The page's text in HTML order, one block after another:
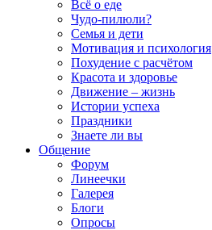
Всё о еде
Чудо-пилюли?
Семья и дети
Мотивация и психология
Похудение с расчётом
Красота и здоровье
Движение – жизнь
Истории успеха
Праздники
Знаете ли вы
Общение
Форум
Линеечки
Галерея
Блоги
Опросы